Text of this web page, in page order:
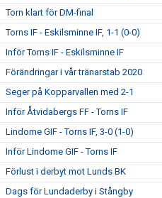
Torn klart för DM-final
Torns IF - Eskilsminne IF, 1-1 (0-0)
Inför Torns IF - Eskilsminne IF
Förändringar i vår tränarstab 2020
Seger på Kopparvallen med 2-1
Inför Åtvidabergs FF - Torns IF
Lindome GIF - Torns IF, 3-0 (1-0)
Inför Lindome GIF - Torns IF
Förlust i derbyt mot Lunds BK
Dags för Lundaderby i Stångby